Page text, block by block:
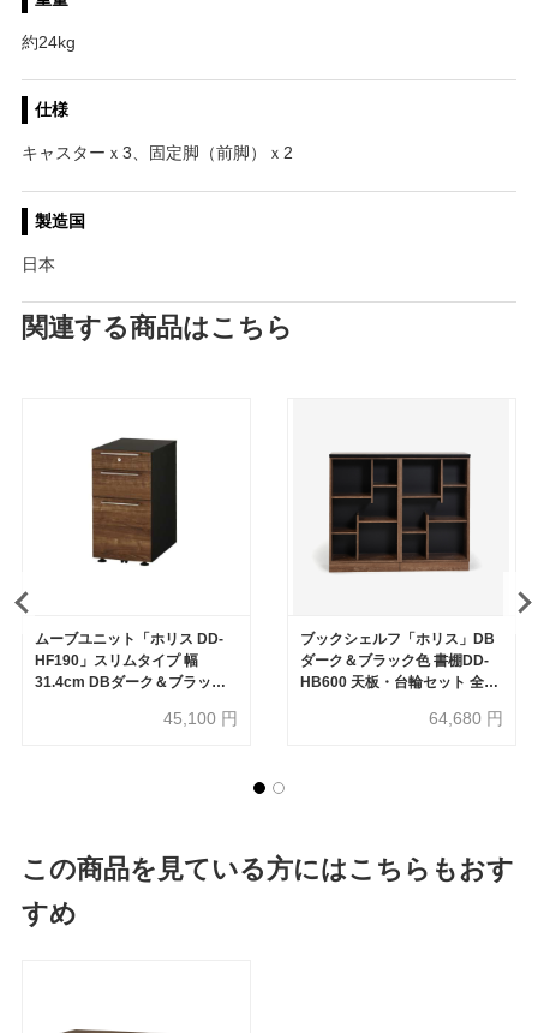
約24kg
仕様
キャスターｘ3、固定脚（前脚）ｘ2
製造国
日本
関連する商品はこちら
ムーブユニット「ホリス DD-
HF190」スリムタイプ 幅
31.4cm DBダーク＆ブラック
45,100 円
ブックシェルフ「ホリス」DB
ダーク＆ブラック色 書棚DD-
HB600 天板・台輪セット 全4
64,680 円
この商品を見ている方にはこちらもおす
すめ